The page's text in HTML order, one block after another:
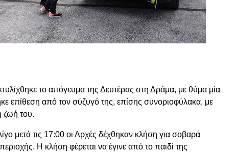
το απόγευμα της Δευτέρας στη Δράμα, με θύμα μία
επίθεση από τον σύζυγό της, επίσης συνοριοφύλακα, με
ζωή του.
μετά τις 17:00 οι Αρχές δέχθηκαν κλήση για σοβαρά
Η κλήση φέρεται να έγινε από το παιδί της